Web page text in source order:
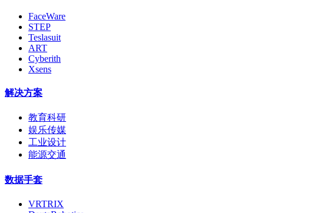
FaceWare
STEP
Teslasuit
ART
Cyberith
Xsens
解决方案
教育科研
娱乐传媒
工业设计
能源交通
数据手套
VRTRIX